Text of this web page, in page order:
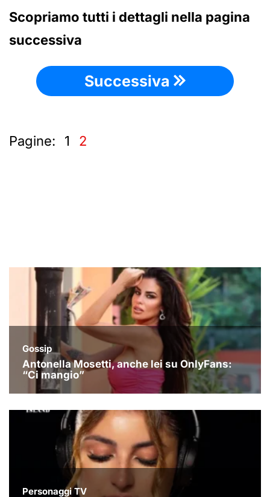
Scopriamo tutti i dettagli nella pagina
successiva
Successiva
Pagine: 1 2